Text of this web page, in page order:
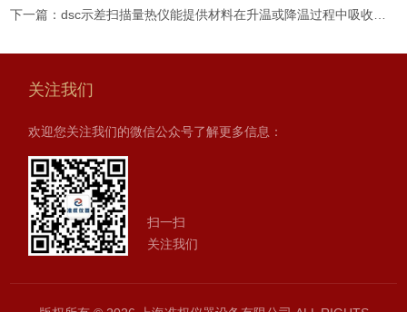
下一篇：dsc示差扫描量热仪能提供材料在升温或降温过程中吸收或释放热量信息的精细数据
关注我们
欢迎您关注我们的微信公众号了解更多信息：
扫一扫
关注我们